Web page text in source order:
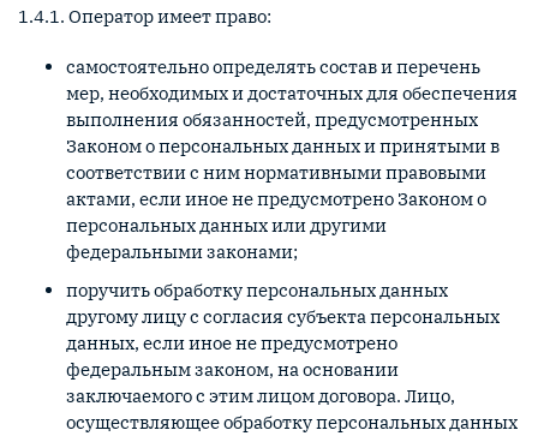
1.4.1. Оператор имеет право:
самостоятельно определять состав и перечень
мер, необходимых и достаточных для обеспечения
выполнения обязанностей, предусмотренных
Законом о персональных данных и принятыми в
соответствии с ним нормативными правовыми
актами, если иное не предусмотрено Законом о
персональных данных или другими
федеральными законами;
поручить обработку персональных данных
другому лицу с согласия субъекта персональных
данных, если иное не предусмотрено
федеральным законом, на основании
заключаемого с этим лицом договора. Лицо,
осуществляющее обработку персональных данных